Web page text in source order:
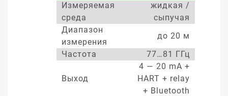
Измеряемая
среда
жидкая /
сыпучая
Диапазон
измерения
до 20 м
Частота
77…81 ГГц
Выход
4 — 20 mA +
HART + relay
+ Bluetooth